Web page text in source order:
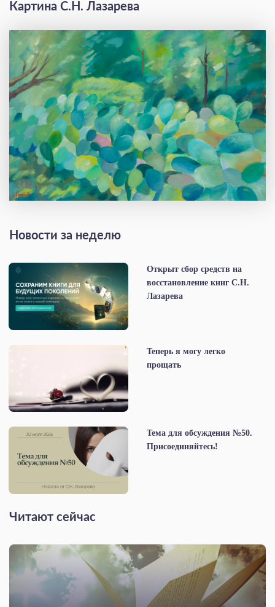
Картина С.Н. Лазарева
Новости за неделю
Открыт сбор средств на
восстановление книг С.Н.
Лазарева
Теперь я могу легко
прощать
Тема для обсуждения №50.
Присоединяйтесь!
Читают сейчас